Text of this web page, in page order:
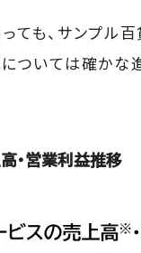
ても、サンプ
ついては確かな
・営業利益推移